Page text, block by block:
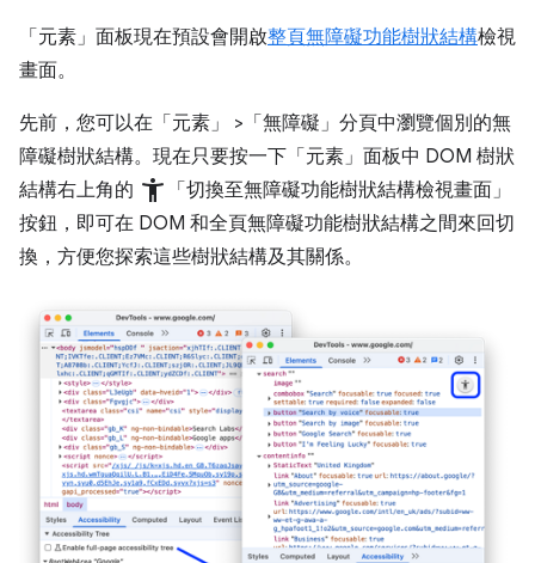
「元素」 面板現在預設會開啟整頁無障礙功能樹狀結構檢視
畫面。
先前，您可以在「元素」 >「無障礙」 分頁中瀏覽個別的無
障礙樹狀結構。現在只要按一下「元素」面板中 DOM 樹狀
結構右上角的 accessibility_new 「切換至無障礙功能樹狀結構檢視畫面」
按鈕，即可在 DOM 和全頁無障礙功能樹狀結構之間來回切
換，方便您探索這些樹狀結構及其關係。